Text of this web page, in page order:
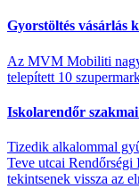
Gyorstöltés vásárlás
Az MVM Mobiliti
telepített 10
Iskolarendőr
Tizedik alkalommal
Teve utcai Rendőrségi
tekintsenek vissza az